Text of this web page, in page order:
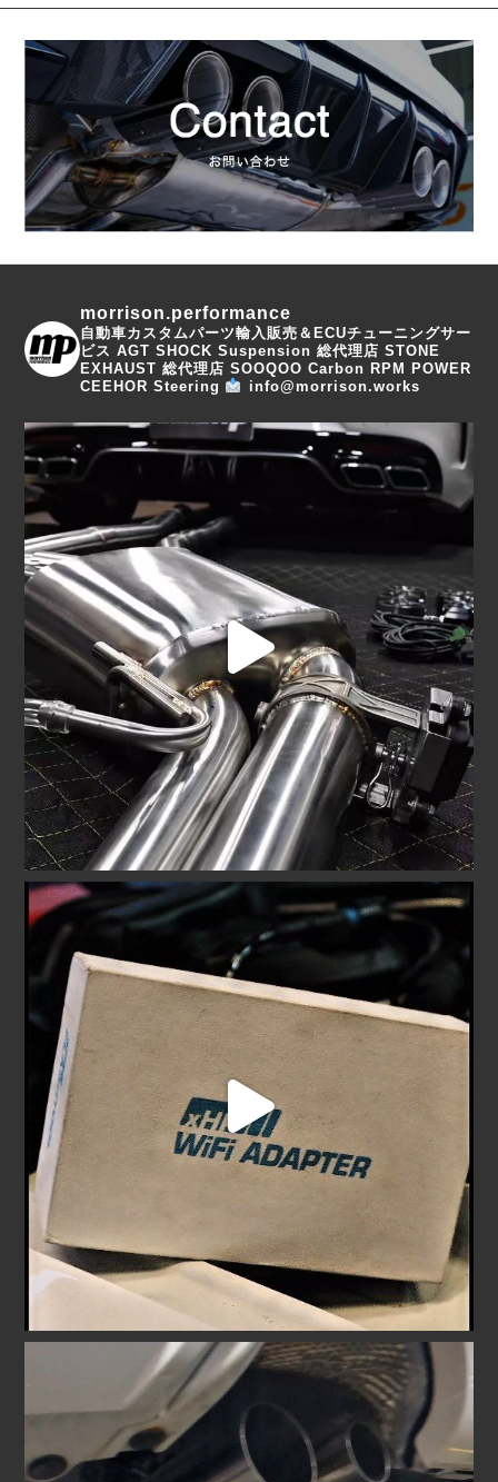
morrison.performance
自動車カスタムパーツ輸入販売＆ECUチューニングサー
ビス AGT SHOCK Suspension 総代理店 STONE
EXHAUST 総代理店 SOOQOO Carbon RPM POWER
CEEHOR Steering
info@morrison.works